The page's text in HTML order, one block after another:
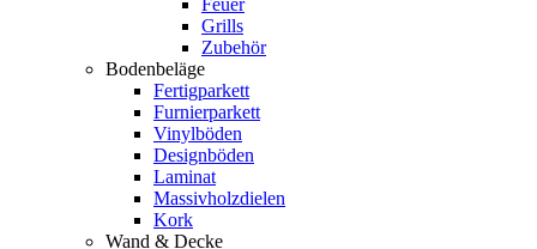
Grills
Zubehör
Bodenbeläge
Fertigparkett
Furnierparkett
Vinylböden
Designböden
Laminat
Massivholzdielen
Kork
Wand & Decke